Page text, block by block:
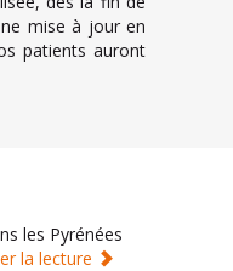
mise à jour en
patients auront
les Pyrénées
la lecture